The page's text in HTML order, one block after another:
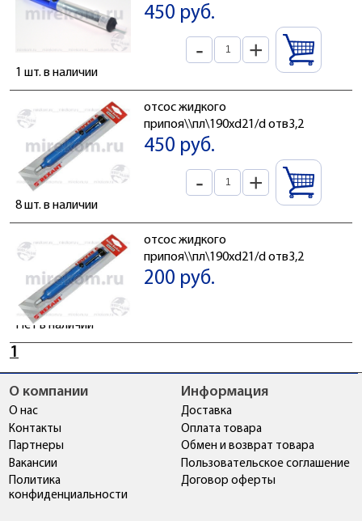
450 руб.
- +
1 шт. в наличии
отсос жидкого
припоя\\пл\190xd21/d отв3,2
450 руб.
- +
8 шт. в наличии
отсос жидкого
припоя\\пл\190xd21/d отв3,2
200 руб.
Нет в наличии
1
О компании
О нас
Контакты
Партнеры
Вакансии
Политика
конфиденциальности
Информация
Доставка
Оплата товара
Обмен и возврат товара
Пользовательское соглашение
Договор оферты